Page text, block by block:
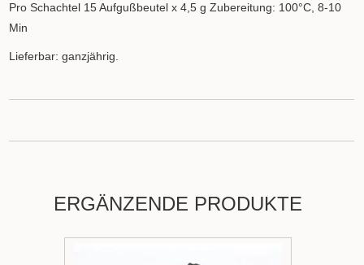
Pro Schachtel 15 Aufgußbeutel x 4,5 g Zubereitung: 100°C, 8-10
Min
Lieferbar: ganzjährig.
ERGÄNZENDE PRODUKTE